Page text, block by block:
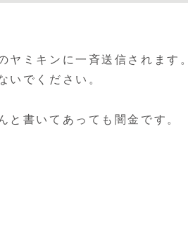
ミキンに一斉送信されます。
いでください。
と書いてあっても闇金です。